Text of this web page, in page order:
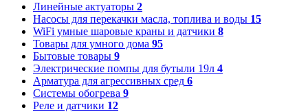
Линейные актуаторы 2
Насосы для перекачки масла, топлива и воды 15
WiFi умные шаровые краны и датчики 8
Товары для умного дома 95
Бытовые товары 9
Электрические помпы для бутыли 19л 4
Арматура для агрессивных сред 6
Системы обогрева 9
Реле и датчики 12